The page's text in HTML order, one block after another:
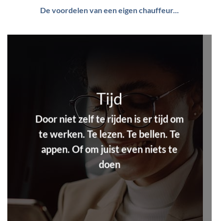
De voordelen van een eigen chauffeur...
Tijd
Door niet zelf te rijden is er tijd om
te werken. Te lezen. Te bellen. Te
appen. Of om juist even niets te
doen